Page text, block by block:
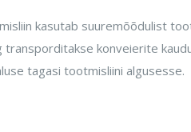
kasutab suuremõõdulist
konveierite
tagasi tootmisliini algusesse.